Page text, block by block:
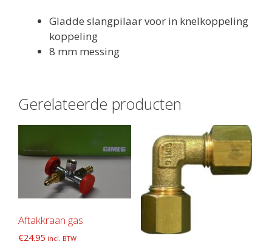
Gladde slangpilaar voor in knelkoppeling
koppeling
8 mm messing
Gerelateerde producten
Aftakkraan gas
€24.95 incl. BTW